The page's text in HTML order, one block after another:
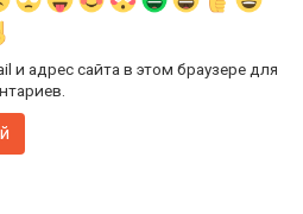
и адрес сайта в этом браузере для